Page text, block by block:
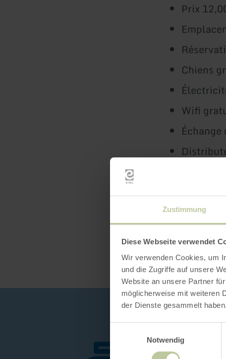
Zustimmung
Diese Webseite verwendet
Wir verwenden Cookies, um
und die Zugriffe auf unsere
Website an unsere Partner
möglicherweise mit weiteren
der Dienste gesammelt haben.
Notwendig
Prix
Chiens
Wifi